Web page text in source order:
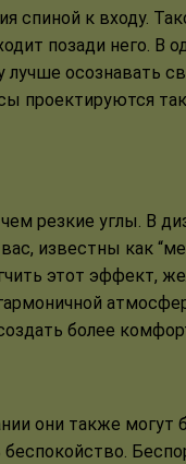
спиной к входу.
позади него.
осознавать
резкие углы. В
известны как
этот эффект,
более
они также